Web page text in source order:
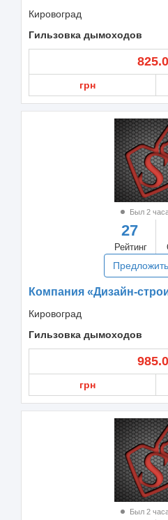
Кировоград
Гильзовка дымоходов
грн
Был 2
27
Рейтинг
Компания «Дизайн-
Кировоград
Гильзовка дымоходов
грн
Был 2